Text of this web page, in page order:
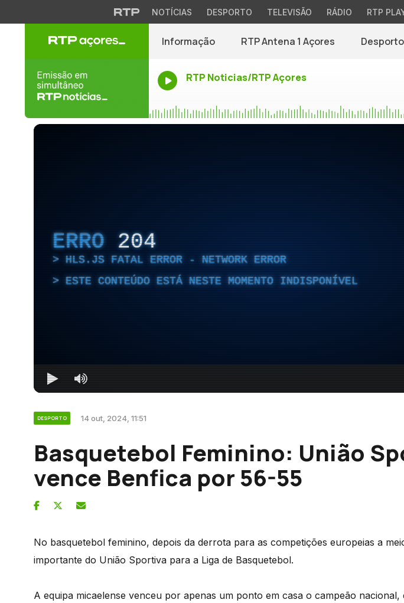
NOTÍCIAS DESPORTO TELEVISÃO RÁDIO RTP
Informação RTP Antena 1 Açores Desporto
RTP Noticias/RTP Açores
ERRO 204
HLS.JS FATAL ERROR - NETWORK ERROR
ESTE CONTEÚDO ESTÁ NESTE MOMENTO INDISPONÍVEL
DESPORTO 14 out, 2024, 11:51
Basquetebol Feminino: União
vence Benfica por 56-55
No basquetebol feminino, depois da derrota para as competições europeias a
importante do União Sportiva para a Liga de Basquetebol.
A equipa micaelense venceu por apenas um ponto em casa o campeão nacional,